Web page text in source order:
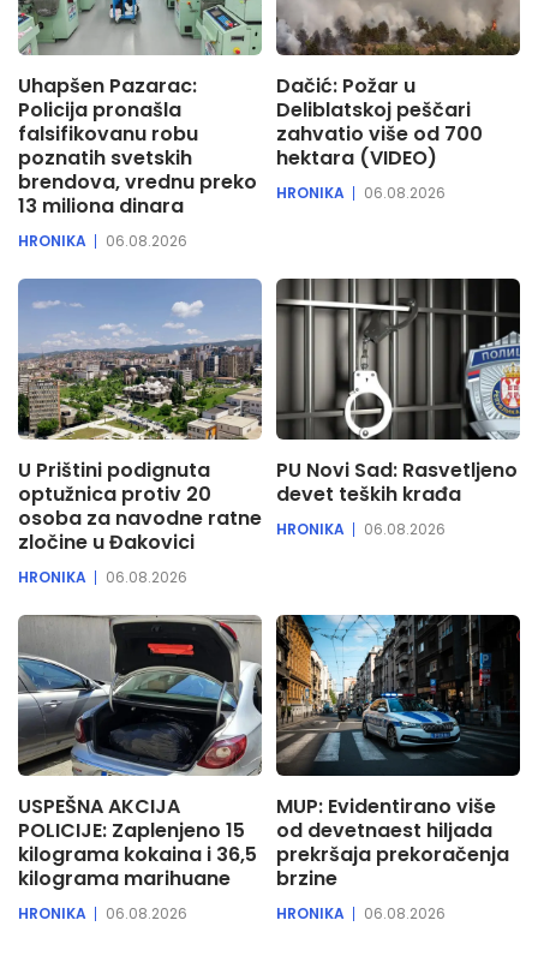
Uhapšen Pazarac:
Policija pronašla
falsifikovanu robu
poznatih svetskih
brendova, vrednu preko
13 miliona dinara
HRONIKA 06.08.2026
Dačić: Požar u
Deliblatskoj peščari
zahvatio više od 700
hektara (VIDEO)
HRONIKA 06.08.2026
U Prištini podignuta
optužnica protiv 20
osoba za navodne ratne
zločine u Đakovici
HRONIKA 06.08.2026
PU Novi Sad: Rasvetljeno
devet teških krađa
HRONIKA 06.08.2026
USPEŠNA AKCIJA
POLICIJE: Zaplenjeno 15
kilograma kokaina i 36,5
kilograma marihuane
HRONIKA 06.08.2026
MUP: Evidentirano više
od devetnaest hiljada
prekršaja prekoračenja
brzine
HRONIKA 06.08.2026